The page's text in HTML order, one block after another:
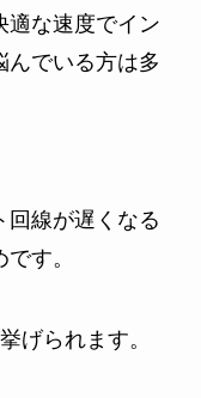
適な速度でイン
んでいる方は多
回線が遅くなる
す。
げられます。